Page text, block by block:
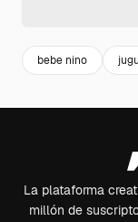
bebe nino
La plataforma
millón de